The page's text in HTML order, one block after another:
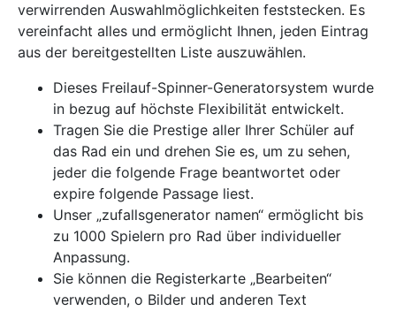
verwirrenden Auswahlmöglichkeiten feststecken. Es
vereinfacht alles und ermöglicht Ihnen, jeden Eintrag
aus der bereitgestellten Liste auszuwählen.
Dieses Freilauf-Spinner-Generatorsystem wurde
in bezug auf höchste Flexibilität entwickelt.
Tragen Sie die Prestige aller Ihrer Schüler auf
das Rad ein und drehen Sie es, um zu sehen,
jeder die folgende Frage beantwortet oder
expire folgende Passage liest.
Unser „zufallsgenerator namen“ ermöglicht bis
zu 1000 Spielern pro Rad über individueller
Anpassung.
Sie können die Registerkarte „Bearbeiten“
verwenden, o Bilder und anderen Text